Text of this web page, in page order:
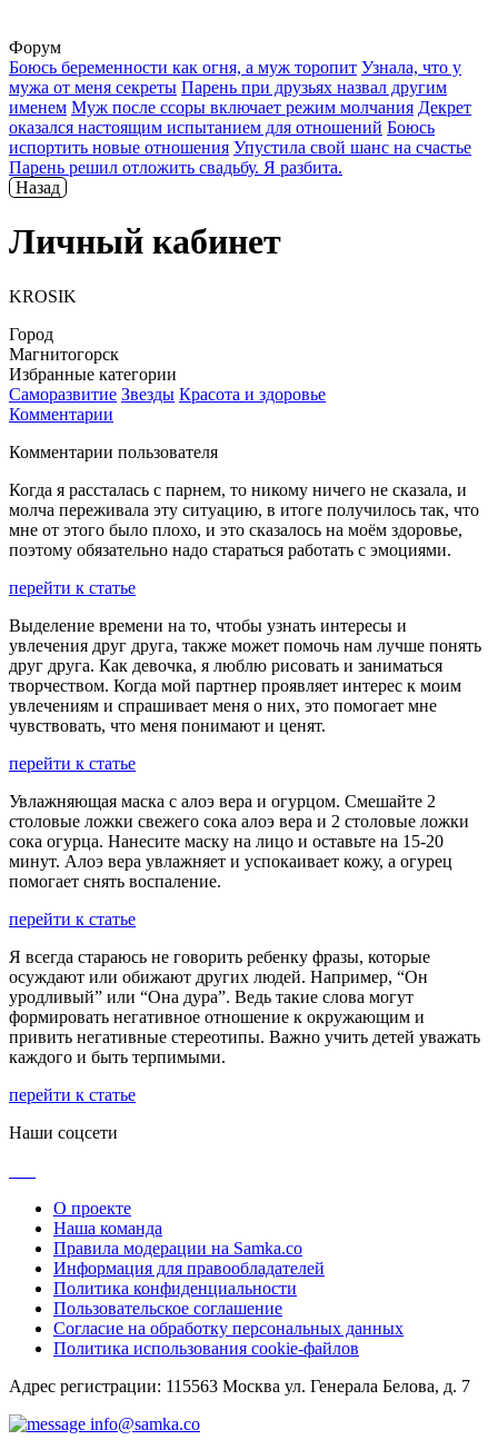
Форум
Боюсь беременности как огня, а муж торопит Узнала, что у
мужа от меня секреты Парень при друзьях назвал другим
именем Муж после ссоры включает режим молчания Декрет
оказался настоящим испытанием для отношений Боюсь
испортить новые отношения Упустила свой шанс на счастье
Парень решил отложить свадьбу. Я разбита.
Назад
Личный кабинет
KROSIK
Город
Магнитогорск
Избранные категории
Саморазвитие Звезды Красота и здоровье
Комментарии
Комментарии пользователя
Когда я рассталась с парнем, то никому ничего не сказала, и
молча переживала эту ситуацию, в итоге получилось так, что
мне от этого было плохо, и это сказалось на моём здоровье,
поэтому обязательно надо стараться работать с эмоциями.
перейти к статье
Выделение времени на то, чтобы узнать интересы и
увлечения друг друга, также может помочь нам лучше понять
друг друга. Как девочка, я люблю рисовать и заниматься
творчеством. Когда мой партнер проявляет интерес к моим
увлечениям и спрашивает меня о них, это помогает мне
чувствовать, что меня понимают и ценят.
перейти к статье
Увлажняющая маска с алоэ вера и огурцом. Смешайте 2
столовые ложки свежего сока алоэ вера и 2 столовые ложки
сока огурца. Нанесите маску на лицо и оставьте на 15-20
минут. Алоэ вера увлажняет и успокаивает кожу, а огурец
помогает снять воспаление.
перейти к статье
Я всегда стараюсь не говорить ребенку фразы, которые
осуждают или обижают других людей. Например, “Он
уродливый” или “Она дура”. Ведь такие слова могут
формировать негативное отношение к окружающим и
привить негативные стереотипы. Важно учить детей уважать
каждого и быть терпимыми.
перейти к статье
Наши соцсети
О проекте
Наша команда
Правила модерации на Samka.co
Информация для правообладателей
Политика конфиденциальности
Пользовательское соглашение
Согласие на обработку персональных данных
Политика использования cookie-файлов
Адрес регистрации: 115563 Москва ул. Генерала Белова, д. 7
info@samka.co